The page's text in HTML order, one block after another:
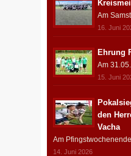
Am
16. Juni
Ehrung
Am
15. Juni
den
Vacha
Am
14. Juni 2026